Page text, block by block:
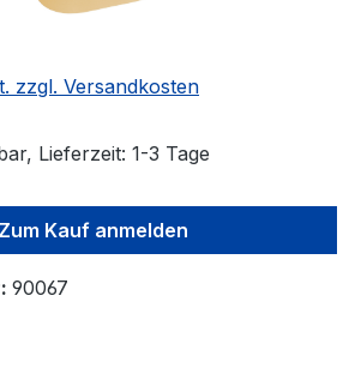
zzgl. Versandkosten
Lieferzeit: 1-3 Tage
Zum Kauf anmelden
90067